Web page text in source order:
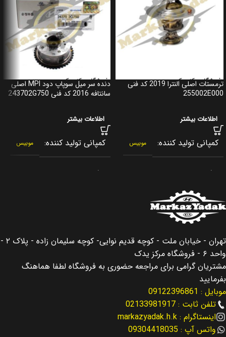
ترمستات اصلی النترا 2019 کد فنی
255002E000
اطلاعات بیشتر
کمپانی تولید کننده موبیس
برند
کشور سازنده کره جنوبی
مناسب برای
مناسب برای سال 2019
نوع لوازم لوازم موتوری
دنده سر میل سوپاپ دود MPI اصلی
سانتافه 2016 کد فنی 243702G750
اطلاعات بیشتر
کمپانی تولید کننده موبیس
برند
مناسب برای سانتافه Santafe
تهران - خیابان ملت - کوچه قدیم نوایی- کوچه سلیمان زاده - پلاک ۲ -
واحد ۶ - فروشگاه مرکز یدک
مشتریان گرامی برای مراجعه حضوری به فروشگاه لطفا هماهنگ
بفرمایید
موبایل : 09122396861
تلفن ثابت : 02133981917
اینستاگرام : markazyadak.h.k
واتس آپ : 09304418035